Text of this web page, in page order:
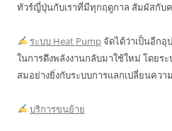
ทัวร์ญี่ปุ่นกับเราที่มีทุกฤดูกาล สัมผัสกับ
ระบบ Heat Pumpจัดได้ว่าเป็นอีกอุ
ในการดึงพลังงานกลับมาใช้ใหม่ โดยร
สมอย่างยิ่งกับระบบการแลกเปลี่ยนคว
บริการขนย้าย